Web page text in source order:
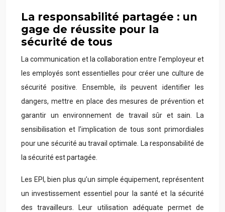
La responsabilité partagée : un
gage de réussite pour la
sécurité de tous
La communication et la collaboration entre l’employeur et
les employés sont essentielles pour créer une culture de
sécurité positive. Ensemble, ils peuvent identifier les
dangers, mettre en place des mesures de prévention et
garantir un environnement de travail sûr et sain. La
sensibilisation et l’implication de tous sont primordiales
pour une sécurité au travail optimale. La responsabilité de
la sécurité est partagée.
Les EPI, bien plus qu’un simple équipement, représentent
un investissement essentiel pour la santé et la sécurité
des travailleurs. Leur utilisation adéquate permet de